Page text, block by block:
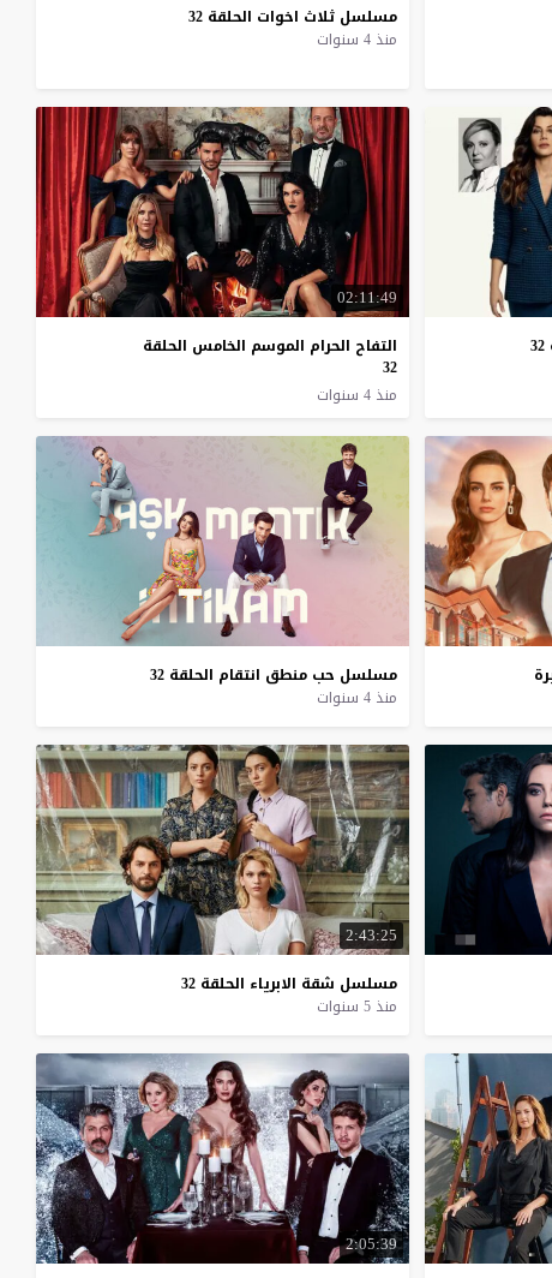
مسلسل ثلاث اخوات الحلقة 32
منذ 4 سنوات
32
02:11:49
التفاح الحرام الموسم الخامس الحلقة
32
منذ 4 سنوات
مسلسل حب منطق انتقام الحلقة 32
منذ 4 سنوات
2:43:25
مسلسل شقة الابرياء الحلقة 32
منذ 5 سنوات
2:05:39